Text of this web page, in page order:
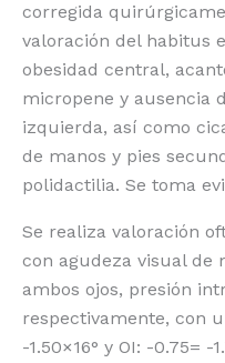
corregida
valoración del habitus
obesidad central,
micropene y ausencia
izquierda, así como
de manos y pies
polidactilia. Se toma
Se realiza valoración
con agudeza visual de
ambos ojos, presión
respectivamente, con
-1.50×16° y OI: -0.75= -